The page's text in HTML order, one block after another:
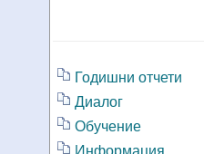
Годишни отчети
Диалог
Обучение
Информация